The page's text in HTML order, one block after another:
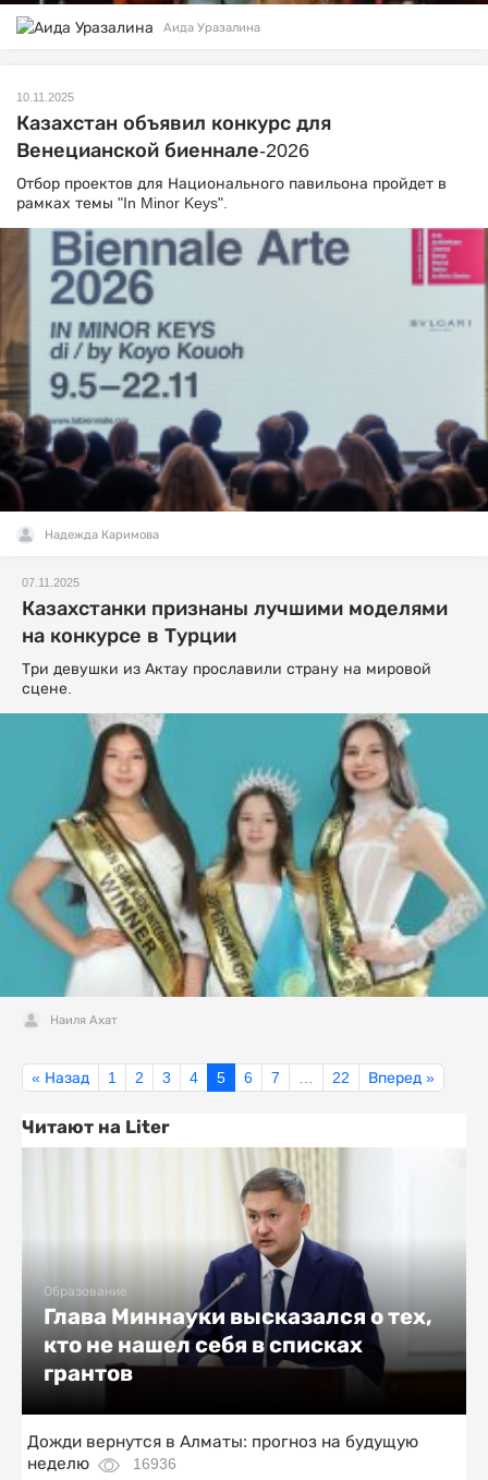
Аида Уразалина
10.11.2025
Казахстан объявил конкурс для
Венецианской биеннале-2026
Отбор проектов для Национального павильона пройдет в
рамках темы "In Minor Keys".
Надежда Каримова
07.11.2025
Казахстанки признаны лучшими моделями
на конкурсе в Турции
Три девушки из Актау прославили страну на мировой
сцене.
Наиля Ахат
« Назад 1 2 3 4 5 6 7 22 Вперед »
Читают на Liter
Образование
Глава Миннауки высказался о тех,
кто не нашел себя в списках
грантов
Дожди вернутся в Алматы: прогноз на будущую
неделю
16936